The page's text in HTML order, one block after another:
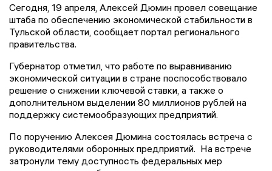
Сегодня, 19 апреля, Алексей Дюмин провел совещание
штаба по обеспечению экономической стабильности в
Тульской области, сообщает портал регионального
правительства.
Губернатор отметил, что работе по выравниванию
экономической ситуации в стране поспособствовало
решение о снижении ключевой ставки, а также о
дополнительном выделении 80 миллионов рублей на
поддержку системообразующих предприятий.
По поручению Алексея Дюмина состоялась встреча с
руководителями оборонных предприятий. На встрече
затронули тему доступность федеральных мер